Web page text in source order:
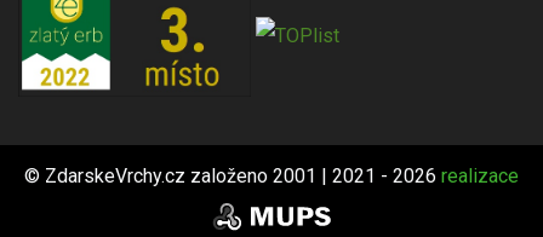
© ZdarskeVrchy.cz založeno 2001 | 2021 - 2026 realizace